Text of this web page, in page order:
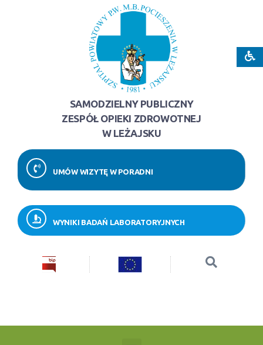
SAMODZIELNY PUBLICZNY
ZESPÓŁ OPIEKI ZDROWOTNEJ
W LEŻAJSKU
UMÓW WIZYTĘ W PORADNI
WYNIKI BADAŃ LABORATORYJNYCH